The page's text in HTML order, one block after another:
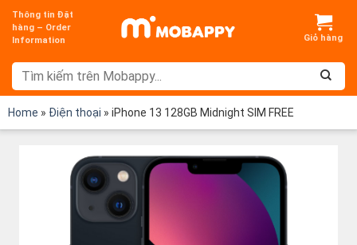
Chuyển
đến
dung
Thông tin Đặt
hàng – Order
Information
Home » Điện thoại » iPhone 13 128GB Midnight SIM FREE